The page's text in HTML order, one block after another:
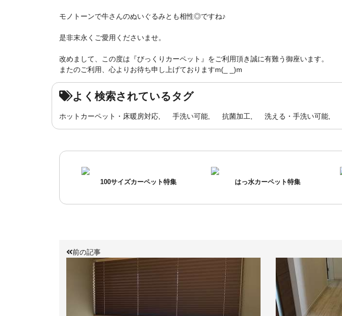
モノトーンで牛さんのぬいぐるみとも相性◎ですね♪
是非末永くご愛用くださいませ。
改めまして、この度は『びっくりカーペット』をご利用頂き誠に有難う御座います。
またのご利用、心よりお待ち申し上げておりますm(_ _)m
よく検索されているタグ
ホットカーペット・床暖房対応 手洗い可能 抗菌加工 洗える・手洗い可能
100サイズカーペット特集 はっ水カーペット特集
前の記事